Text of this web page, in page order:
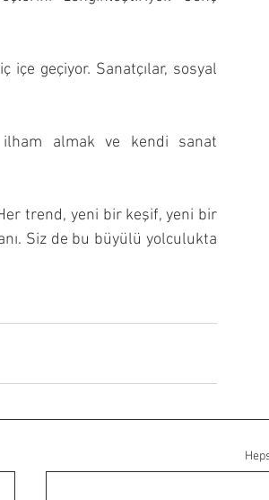
geçiyor. Sanatçılar, sosyal
almak ve kendi sanat
trend, yeni bir keşif, yeni bir
Siz de bu büyülü yolculukta